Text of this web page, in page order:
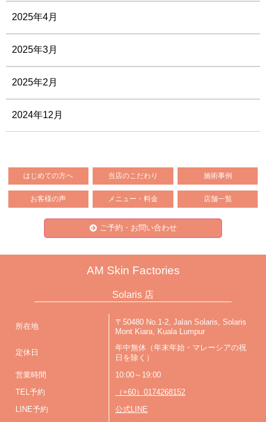
2025年4月
2025年3月
2025年2月
2024年12月
はじめての方へ 当店のこだわり 施術事例
お客様の声 メニュー・料金 店舗一覧
ご予約・お問い合わせ
AM Skin Factories
Solaris 店
所在地
〒50480 No.1-2, Jalan Solaris, Solaris
Mont Kiara, Kuala Lumpur
定休日
年中無休（年末年始・マレーシアの祝
日を除く）
営業時間 10:00～19:00
TEL予約 （+60）0174268152
LINE予約 公式LINE